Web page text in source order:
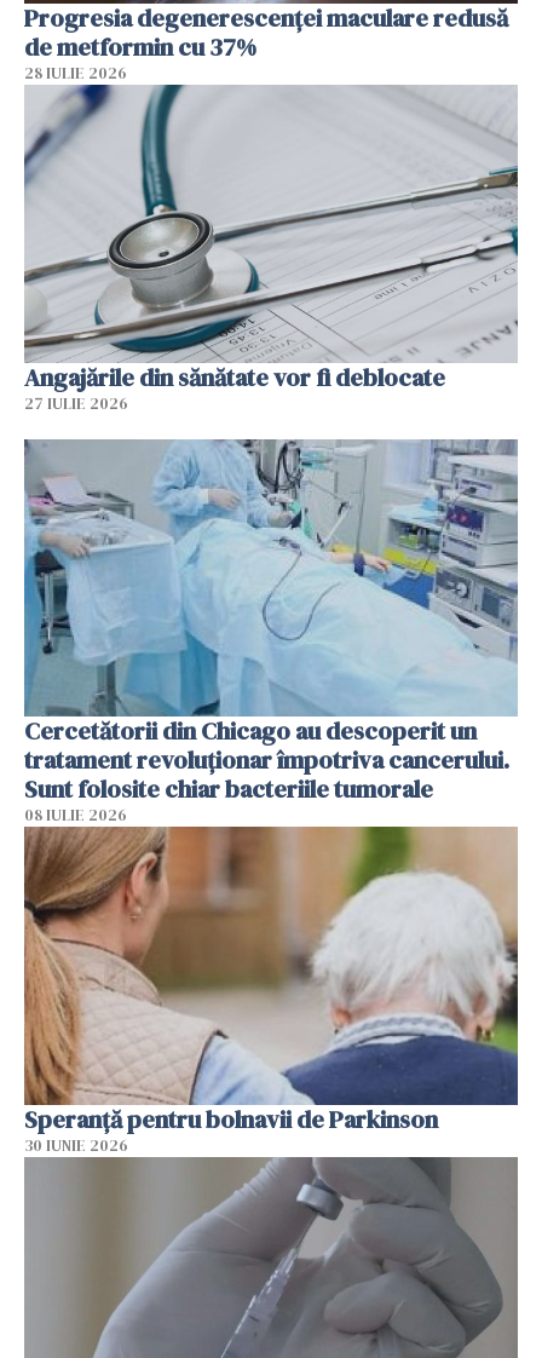
Progresia degenerescenței maculare redusă
de metformin cu 37%
28 IULIE 2026
Angajările din sănătate vor fi deblocate
27 IULIE 2026
Cercetătorii din Chicago au descoperit un
tratament revoluționar împotriva cancerului.
Sunt folosite chiar bacteriile tumorale
08 IULIE 2026
Speranță pentru bolnavii de Parkinson
30 IUNIE 2026